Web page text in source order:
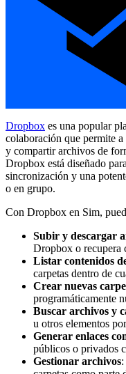
Dropbox es una popular
colaboración que permite
y compartir archivos de
Dropbox está diseñado
sincronización y una
o en grupo.
Con Dropbox en Sim,
Subir y descargar
Dropbox o recupera
Listar contenidos
carpetas dentro de
Crear nuevas
programáticamente
Buscar archivos y
u otros elementos
Generar enlaces
públicos o privados
Gestionar archivos